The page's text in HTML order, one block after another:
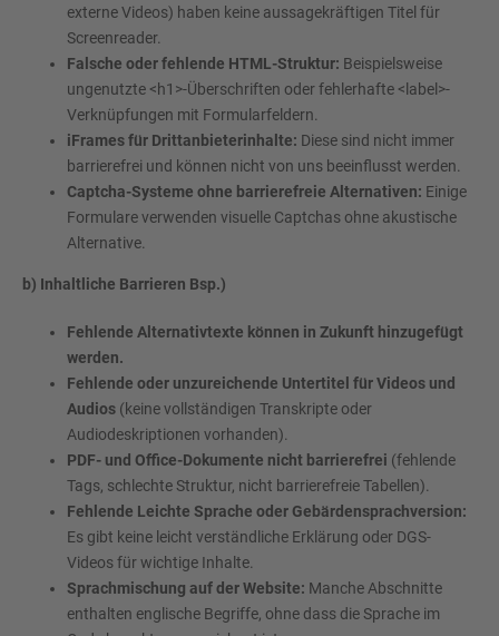
externe Videos) haben keine aussagekräftigen Titel für
Screenreader.
Falsche oder fehlende HTML-Struktur: Beispielsweise
ungenutzte <h1>-Überschriften oder fehlerhafte <label>-
Verknüpfungen mit Formularfeldern.
iFrames für Drittanbieterinhalte: Diese sind nicht immer
barrierefrei und können nicht von uns beeinflusst werden.
Captcha-Systeme ohne barrierefreie Alternativen: Einige
Formulare verwenden visuelle Captchas ohne akustische
Alternative.
b) Inhaltliche Barrieren Bsp.)
Fehlende Alternativtexte können in Zukunft hinzugefügt
werden.
Fehlende oder unzureichende Untertitel für Videos und
Audios (keine vollständigen Transkripte oder
Audiodeskriptionen vorhanden).
PDF- und Office-Dokumente nicht barrierefrei (fehlende
Tags, schlechte Struktur, nicht barrierefreie Tabellen).
Fehlende Leichte Sprache oder Gebärdensprachversion:
Es gibt keine leicht verständliche Erklärung oder DGS-
Videos für wichtige Inhalte.
Sprachmischung auf der Website: Manche Abschnitte
enthalten englische Begriffe, ohne dass die Sprache im